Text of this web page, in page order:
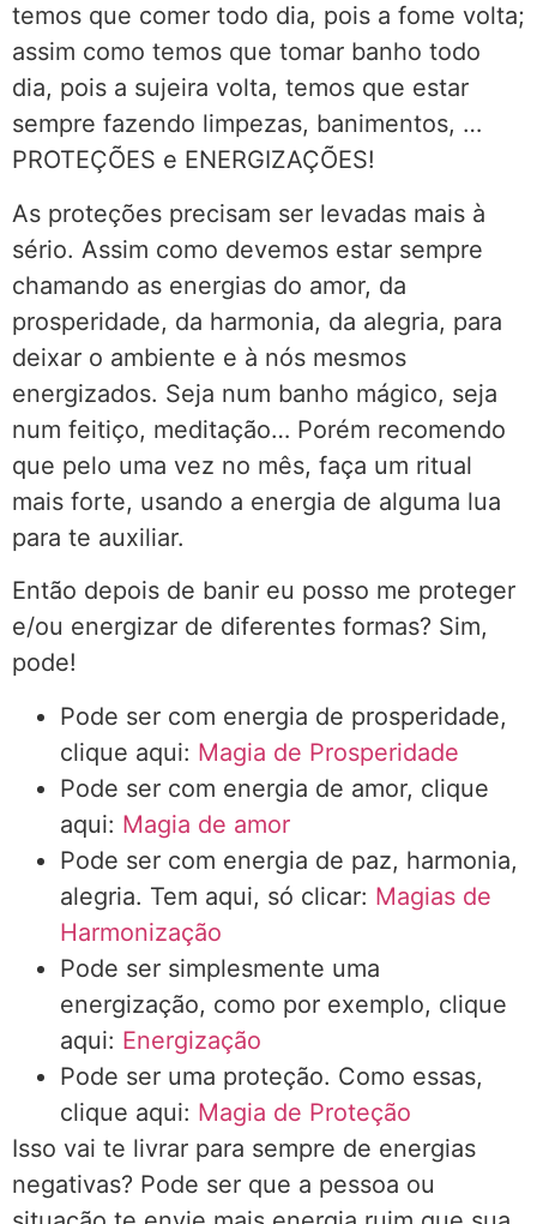
temos que comer todo dia, pois a fome volta;
assim como temos que tomar banho todo
dia, pois a sujeira volta, temos que estar
sempre fazendo limpezas, banimentos, …
PROTEÇÕES e ENERGIZAÇÕES!
As proteções precisam ser levadas mais à
sério. Assim como devemos estar sempre
chamando as energias do amor, da
prosperidade, da harmonia, da alegria, para
deixar o ambiente e à nós mesmos
energizados. Seja num banho mágico, seja
num feitiço, meditação… Porém recomendo
que pelo uma vez no mês, faça um ritual
mais forte, usando a energia de alguma lua
para te auxiliar.
Então depois de banir eu posso me proteger
e/ou energizar de diferentes formas? Sim,
pode!
Pode ser com energia de prosperidade,
clique aqui: Magia de Prosperidade
Pode ser com energia de amor, clique
aqui: Magia de amor
Pode ser com energia de paz, harmonia,
alegria. Tem aqui, só clicar: Magias de
Harmonização
Pode ser simplesmente uma
energização, como por exemplo, clique
aqui: Energização
Pode ser uma proteção. Como essas,
clique aqui: Magia de Proteção
Isso vai te livrar para sempre de energias
negativas? Pode ser que a pessoa ou